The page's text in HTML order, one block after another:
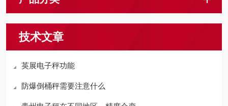
技术文章
英展电子秤功能
防爆倒桶秤需要注意什么